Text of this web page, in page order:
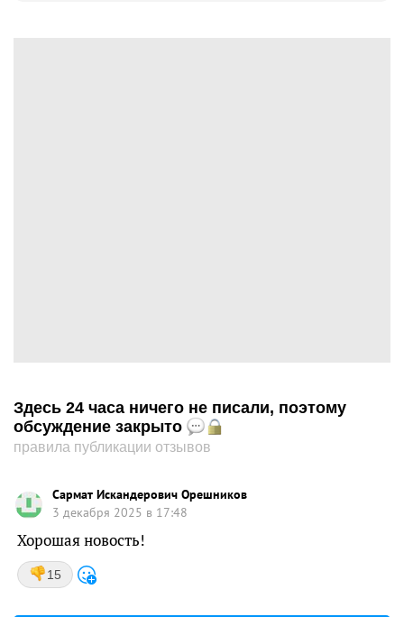
Здесь 24 часа ничего не писали, поэтому
обсуждение закрыто
правила публикации отзывов
Сармат Искандерович Орешников
3 декабря 2025 в 17:48
Хорошая новость!
15